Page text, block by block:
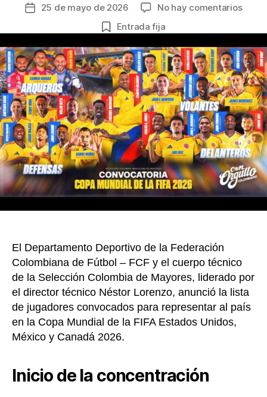
c
e
b
o
o
k
itt
er
ail er
e
st
m
p
ar
tir
Fecha
la
entrada
25 de mayo de 2026 No hay comentariosen
los
26
de
la
que
irán
al
Entrada fija
El Departamento Deportivo de la Federación
Colombiana de Fútbol – FCF y el cuerpo técnico
de la Selección Colombia de Mayores, liderado por
el director técnico Néstor Lorenzo, anunció la lista
de jugadores convocados para representar al país
en la Copa Mundial de la FIFA Estados Unidos,
México y Canadá 2026.
Inicio de la concentración